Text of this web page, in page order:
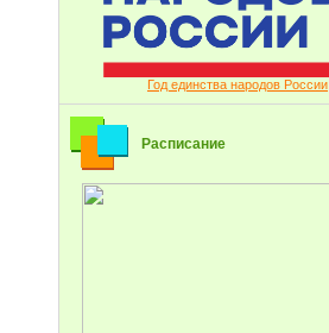
Год единства народов России
Расписание